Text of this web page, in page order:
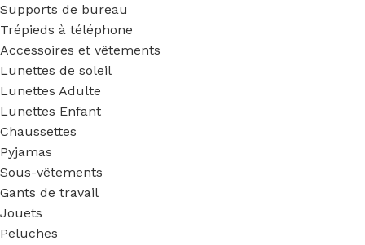
Supports de bureau
Trépieds à téléphone
Accessoires et vêtements
Lunettes de soleil
Lunettes Adulte
Lunettes Enfant
Chaussettes
Pyjamas
Sous-vêtements
Gants de travail
Jouets
Peluches